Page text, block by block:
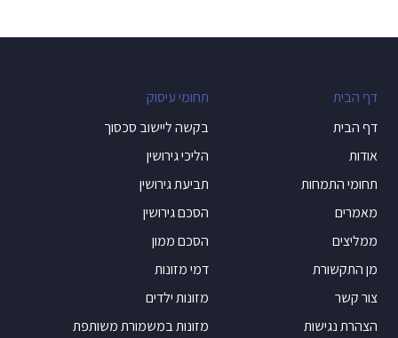
דף הבית
דף הבית
אודות
תחומי התמחות
מאמרים
ממליצים
מן התקשורת
צור קשר
הצהרת נגישות
תחומי עיסוק
בקשה ליישוב סכסוך
הליכי גירושין
תביעת גירושין
הסכם גירושין
הסכם ממון
דמי מזונות
מזונות ילדים
מזונות במשמורת משותפת